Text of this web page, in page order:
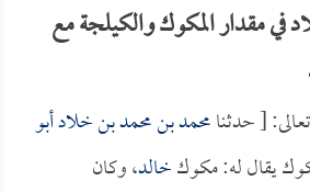
في مقدار المكوك والكيلجة مع
[ حدثنامحمد بن محمد بن خلاد أبو
يقال له: مكوكخالد، وكان